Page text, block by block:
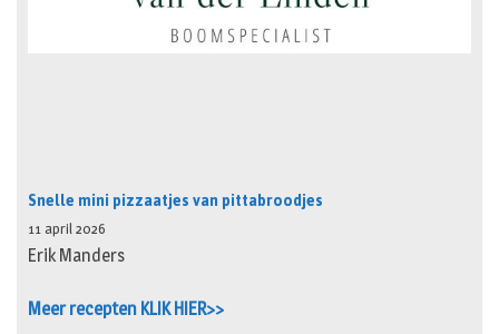
Snelle mini pizzaatjes van pittabroodjes
11 april 2026
Erik Manders
Meer recepten KLIK HIER>>